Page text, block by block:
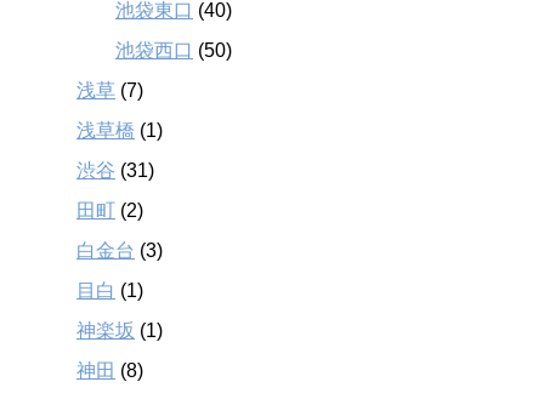
池袋東口 (40)
池袋西口 (50)
浅草 (7)
浅草橋 (1)
渋谷 (31)
田町 (2)
白金台 (3)
目白 (1)
神楽坂 (1)
神田 (8)